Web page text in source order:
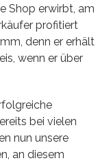
Shop erwirbt, am
profitiert
denn er erhält
wenn er über
bei vielen
nun unsere
an diesem